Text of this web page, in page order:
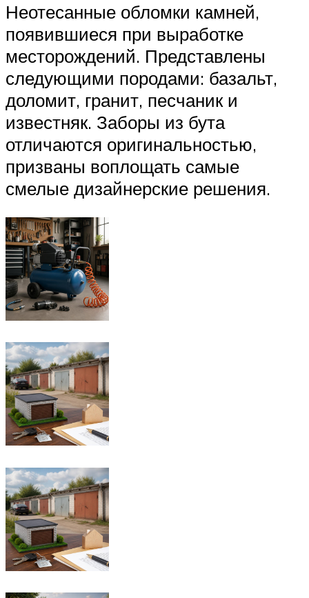
Неотесанные обломки камней,
появившиеся при выработке
месторождений. Представлены
следующими породами: базальт,
доломит, гранит, песчаник и
известняк. Заборы из бута
отличаются оригинальностью,
призваны воплощать самые
смелые дизайнерские решения.